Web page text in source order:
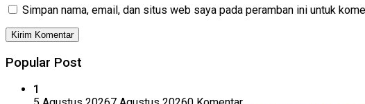
Simpan nama, email, dan situs web saya pada peramban ini untuk
Popular Post
1